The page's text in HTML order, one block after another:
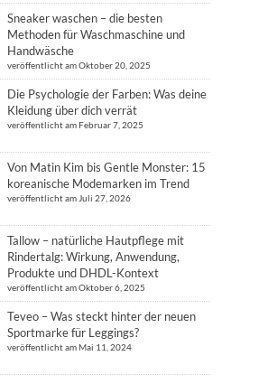
Sneaker waschen – die besten
Methoden für Waschmaschine und
Handwäsche
veröffentlicht am Oktober 20, 2025
Die Psychologie der Farben: Was deine
Kleidung über dich verrät
veröffentlicht am Februar 7, 2025
Von Matin Kim bis Gentle Monster: 15
koreanische Modemarken im Trend
veröffentlicht am Juli 27, 2026
Tallow – natürliche Hautpflege mit
Rindertalg: Wirkung, Anwendung,
Produkte und DHDL-Kontext
veröffentlicht am Oktober 6, 2025
Teveo – Was steckt hinter der neuen
Sportmarke für Leggings?
veröffentlicht am Mai 11, 2024